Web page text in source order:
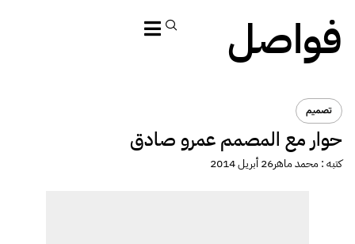
فواصل
تصميم
حوار مع المصمم عمرو صادق
كتبه :محمد ماهر26 أبريل 2014